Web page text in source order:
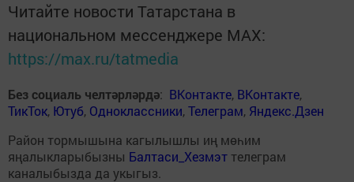
Читайте новости Татарстана в
национальном мессенджере MАХ:
https://max.ru/tatmedia
Без социаль челтәрләрдә: ВКонтакте, ВКонтакте,
ТикТок, Ютуб, Одноклассники,Телеграм, Яндекс.Дзен
Район тормышына кагылышлы иң мөһим
яңалыкларыбызны Балтаси_Хезмэт телеграм
каналыбызда да укыгыз.